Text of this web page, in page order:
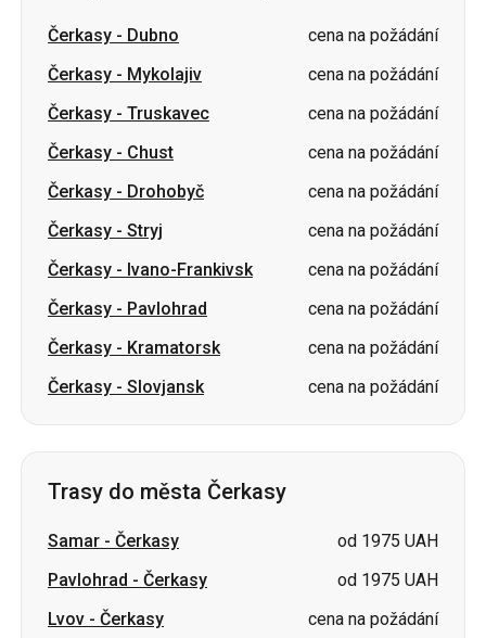
Čerkasy - Dubno
cena na požádání
Čerkasy - Mykolajiv
cena na požádání
Čerkasy - Truskavec
cena na požádání
Čerkasy - Chust
cena na požádání
Čerkasy - Drohobyč
cena na požádání
Čerkasy - Stryj
cena na požádání
Čerkasy - Ivano-Frankivsk
cena na požádání
Čerkasy - Pavlohrad
cena na požádání
Čerkasy - Kramatorsk
cena na požádání
Čerkasy - Slovjansk cena na požádání
Trasy do města Čerkasy
Samar - Čerkasy
od 1975 UAH
Pavlohrad - Čerkasy
od 1975 UAH
Lvov - Čerkasy
cena na požádání